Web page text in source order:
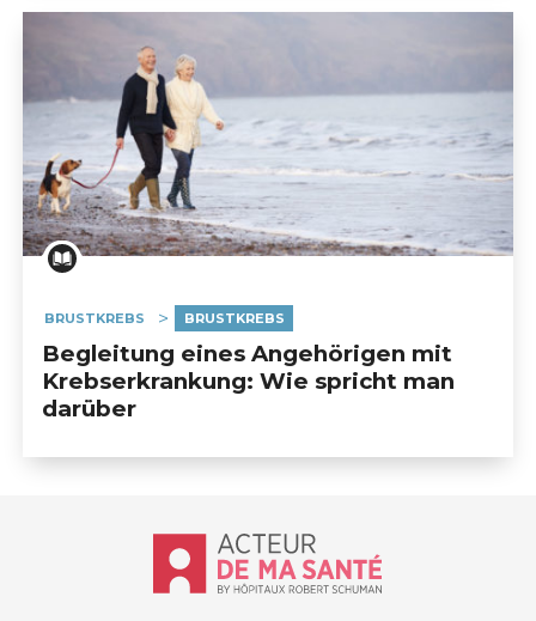
BRUSTKREBS BRUSTKREBS
Begleitung eines Angehörigen mit
Krebserkrankung: Wie spricht man
darüber
Accueil - Acteur de ma santé, by